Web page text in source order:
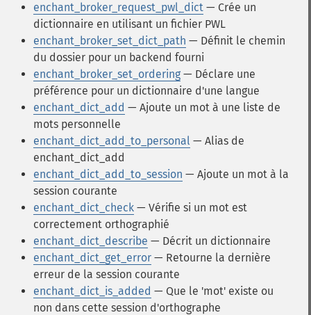
enchant_broker_request_pwl_dict — Crée un
dictionnaire en utilisant un fichier PWL
enchant_broker_set_dict_path — Définit le chemin
du dossier pour un backend fourni
enchant_broker_set_ordering — Déclare une
préférence pour un dictionnaire d'une langue
enchant_dict_add — Ajoute un mot à une liste de
mots personnelle
enchant_dict_add_to_personal — Alias de
enchant_dict_add
enchant_dict_add_to_session — Ajoute un mot à la
session courante
enchant_dict_check — Vérifie si un mot est
correctement orthographié
enchant_dict_describe — Décrit un dictionnaire
enchant_dict_get_error — Retourne la dernière
erreur de la session courante
enchant_dict_is_added — Que le 'mot' existe ou
non dans cette session d'orthographe